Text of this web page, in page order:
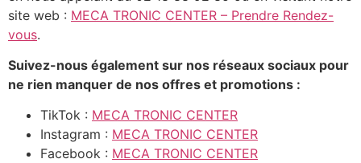
site web : MECA TRONIC CENTER – Prendre Rendez-
vous.
Suivez-nous également sur nos réseaux sociaux pour
ne rien manquer de nos offres et promotions :
TikTok : MECA TRONIC CENTER
Instagram : MECA TRONIC CENTER
Facebook : MECA TRONIC CENTER